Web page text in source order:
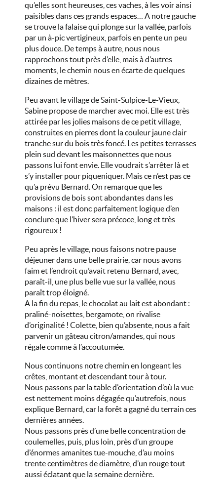
qu’elles sont heureuses, ces vaches, à les voir ainsi
paisibles dans ces grands espaces… A notre gauche
se trouve la falaise qui plonge sur la vallée, parfois
par un à-pic vertigineux, parfois en pente un peu
plus douce. De temps à autre, nous nous
rapprochons tout près d’elle, mais à d’autres
moments, le chemin nous en écarte de quelques
dizaines de mètres.
Peu avant le village de Saint-Sulpice-Le-Vieux,
Sabine propose de marcher avec moi. Elle est très
attirée par les jolies maisons de ce petit village,
construites en pierres dont la couleur jaune clair
tranche sur du bois très foncé. Les petites terrasses
plein sud devant les maisonnettes que nous
passons lui font envie. Elle voudrait s’arrêter là et
s’y installer pour piqueniquer. Mais ce n’est pas ce
qu’a prévu Bernard. On remarque que les
provisions de bois sont abondantes dans les
maisons : il est donc parfaitement logique d’en
conclure que l’hiver sera précoce, long et très
rigoureux !
Peu après le village, nous faisons notre pause
déjeuner dans une belle prairie, car nous avons
faim et l’endroit qu’avait retenu Bernard, avec,
paraît-il, une plus belle vue sur la vallée, nous
paraît trop éloigné.
A la fin du repas, le chocolat au lait est abondant :
praliné-noisettes, bergamote, on rivalise
d’originalité ! Colette, bien qu’absente, nous a fait
parvenir un gâteau citron/amandes, qui nous
régale comme à l’accoutumée.
Nous continuons notre chemin en longeant les
crêtes, montant et descendant tour à tour.
Nous passons par la table d’orientation d’où la vue
est nettement moins dégagée qu’autrefois, nous
explique Bernard, car la forêt a gagné du terrain ces
dernières années.
Nous passons près d’une belle concentration de
coulemelles, puis, plus loin, près d’un groupe
d’énormes amanites tue-mouche, d’au moins
trente centimètres de diamètre, d’un rouge tout
aussi éclatant que la semaine dernière.